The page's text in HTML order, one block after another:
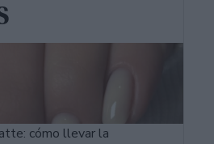
cómo llevar la